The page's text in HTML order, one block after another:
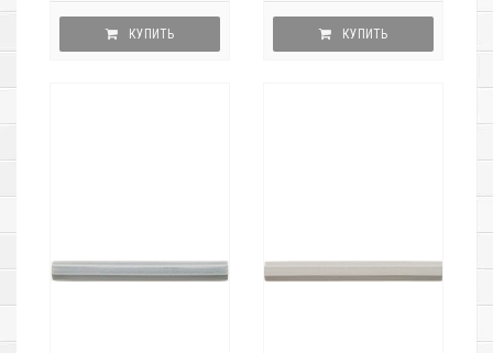
КУПИТЬ КУПИТЬ